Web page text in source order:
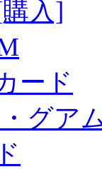
入]
ード
グア